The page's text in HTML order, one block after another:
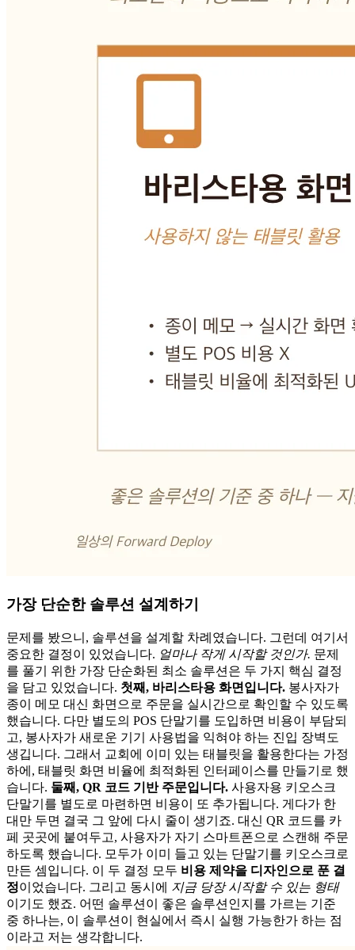
가장 단순한 솔루션 설계하기
문제를 봤으니, 솔루션을 설계할 차례였습니다. 그런데 여기서
중요한 결정이 있었습니다. 얼마나 작게 시작할 것인가. 문제
를 풀기 위한 가장 단순화된 최소 솔루션은 두 가지 핵심 결정
을 담고 있었습니다. 첫째, 바리스타용 화면입니다. 봉사자가
종이 메모 대신 화면으로 주문을 실시간으로 확인할 수 있도록
했습니다. 다만 별도의 POS 단말기를 도입하면 비용이 부담되
고, 봉사자가 새로운 기기 사용법을 익혀야 하는 진입 장벽도
생깁니다. 그래서 교회에 이미 있는 태블릿을 활용한다는 가정
하에, 태블릿 화면 비율에 최적화된 인터페이스를 만들기로 했
습니다. 둘째, QR 코드 기반 주문입니다. 사용자용 키오스크
단말기를 별도로 마련하면 비용이 또 추가됩니다. 게다가 한
대만 두면 결국 그 앞에 다시 줄이 생기죠. 대신 QR 코드를 카
페 곳곳에 붙여두고, 사용자가 자기 스마트폰으로 스캔해 주문
하도록 했습니다. 모두가 이미 들고 있는 단말기를 키오스크로
만든 셈입니다. 이 두 결정 모두 비용 제약을 디자인으로 푼 결
정이었습니다. 그리고 동시에 지금 당장 시작할 수 있는 형태
이기도 했죠. 어떤 솔루션이 좋은 솔루션인지를 가르는 기준
중 하나는, 이 솔루션이 현실에서 즉시 실행 가능한가 하는 점
이라고 저는 생각합니다.